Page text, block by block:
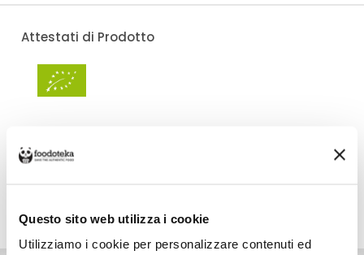
Questo sito web utilizza i cookie
Utilizziamo i cookie per personalizzare contenuti ed
Attestati di Prodotto
Per Salella è €6,00, gratuito da €50,00. Se continui ad acquistare, ciò che
spendi in più dopo gli €50,00 concorre a generare uno sconto sulle spese
DETTAGLI VALORI NUTRIZIONALI